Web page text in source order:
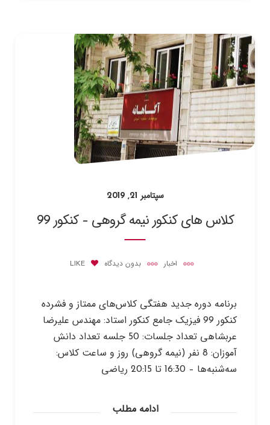
سپتامبر 21, 2019
کلاس های کنکور نیمه گروهی – کنکور 99
اخبار بدون دیدگاه LIKE
برنامه دوره جدید هفتگی کلاس‌های ممتاز و فشرده
کنکور 99 فیزیک جامع کنکور استاد: مهندس علیرضا
عربشاهی تعداد جلسات: 50 جلسه تعداد دانش
آموزان: 8 نفر (نیمه گروهی) روز و ساعت کلاس:
سه‌شنبه‌ها – 16:30 تا 20:15 ریاضی
ادامه مطلب